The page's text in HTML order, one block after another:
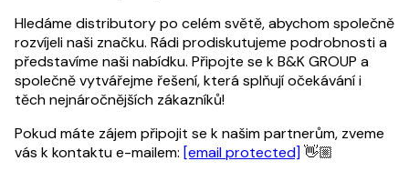
Hledáme distributory po celém světě, abychom společně
rozvíjeli naši značku. Rádi prodiskutujeme podrobnosti a
představíme naši nabídku. Připojte se k B&K GROUP a
společně vytvářejme řešení, která splňují očekávání i
těch nejnáročnějších zákazníků!
Pokud máte zájem připojit se k našim partnerům, zveme
vás k kontaktu e-mailem: [email protected]👋🏼